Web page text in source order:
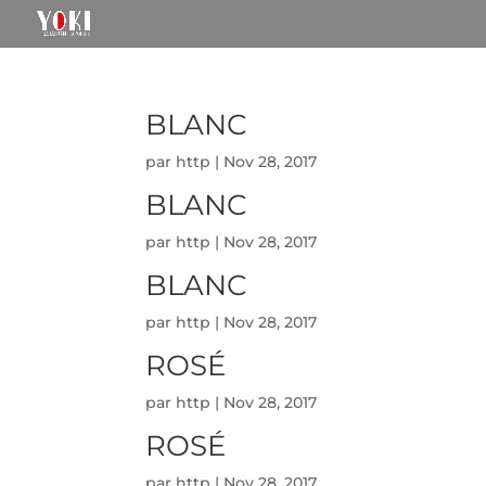
BLANC
par http | Nov 28, 2017
BLANC
par http | Nov 28, 2017
BLANC
par http | Nov 28, 2017
ROSÉ
par http | Nov 28, 2017
ROSÉ